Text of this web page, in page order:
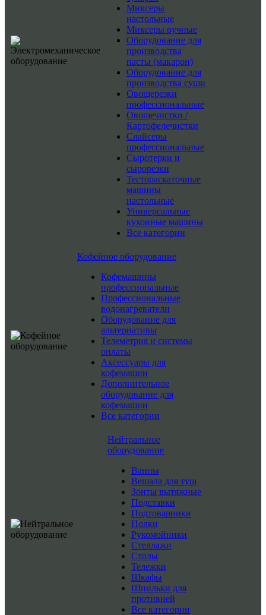
Миксеры
настольные
Миксеры ручные
Оборудование для
производства
пасты (макарон)
Оборудование для
производства суши
Овощерезки
профессиональные
Овощечистки /
Картофелечистки
Слайсеры
профессиональные
Сыротерки и
сырорезки
Тестораскаточные
машины
настольные
Универсальные
кухонные машины
Все категории
Кофейное оборудование
Кофемашины
профессиональные
Профессиональные
водонагреватели
Оборудование для
альтернативы
Телеметрия и системы
оплаты
Аксессуары для
кофемашин
Дополнительное
оборудование для
кофемашин
Все категории
Нейтральное
оборудование
Ванны
Вешала для туш
Зонты вытяжные
Подставки
Подтоварники
Полки
Рукомойники
Стеллажи
Столы
Тележки
Шкафы
Шпильки для
противней
Все категории